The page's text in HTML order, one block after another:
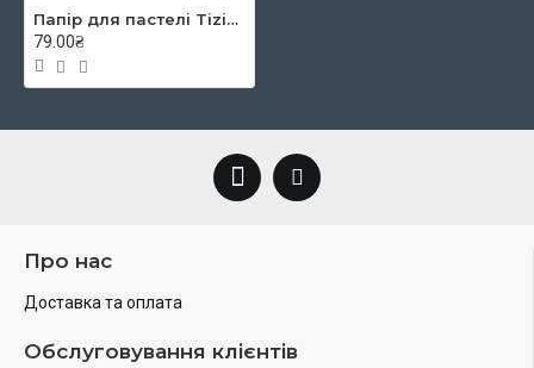
Папір для пастелі Tiziano B2 (50*70см), №07 terra di siena, 160г/м2, коричн, середнє зерно, Fabriano
79.00₴
Про нас
Доставка та оплата
Обслуговування клієнтів